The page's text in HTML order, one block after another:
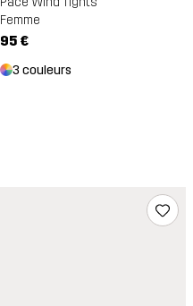
Femme
95 €
3 couleurs